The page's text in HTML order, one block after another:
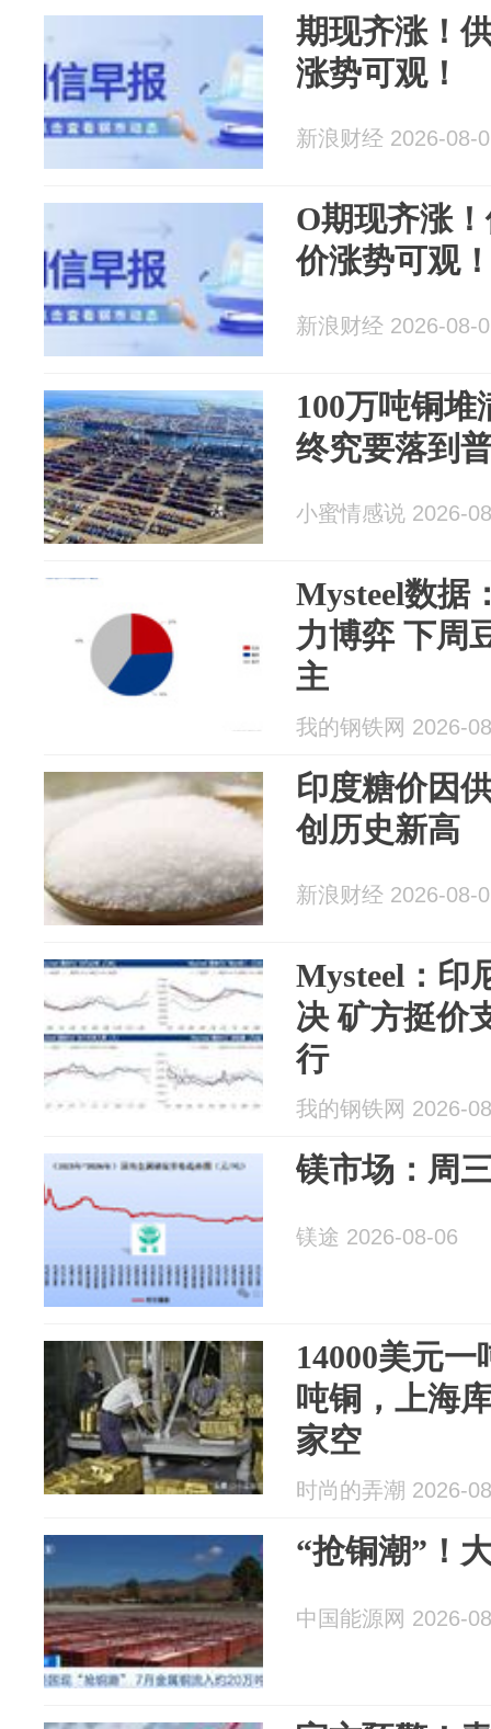
期现齐涨！
涨势可观！
新浪财经 2026-08-
O期现齐涨
价涨势可观
新浪财经 2026-08-
100万吨铜
终究要落到
小蜜情感说 2026-
Mysteel数据
力博弈 下周
主
我的钢铁网 2026-
印度糖价因
创历史新高
新浪财经 2026-08-
Mysteel：印
决 矿方挺价
行
我的钢铁网 2026-
镁市场：周
镁途 2026-08-06
14000美元
吨铜，上海
家空
时尚的弄潮 2026-
“抢铜潮”！
中国能源网 2026-